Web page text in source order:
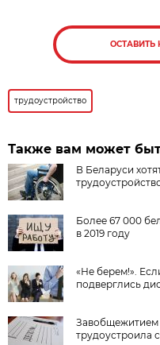
ОСТАВИТЬ
трудоустройство
Также вам может
В Беларуси
Более 67 000
в 2019 году
«Не берем!».
подверглись
Завобщежитием
трудоустроила